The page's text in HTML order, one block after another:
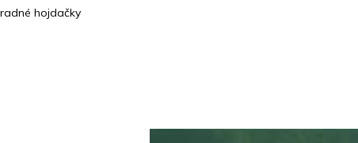
hojdačky